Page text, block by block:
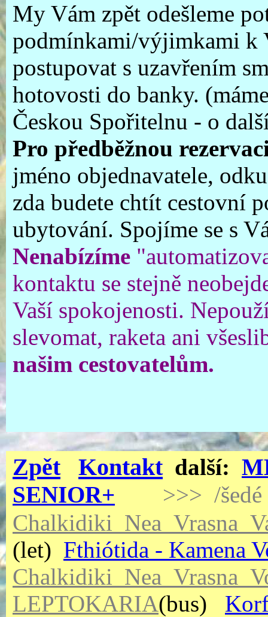
My Vám zpět odešleme
podmínkami/výjimkami k
postupovat s uzavřením
hotovosti do banky.
Českou Spořitelnu - o
Pro předběžnou
jméno objednavatele,
zda budete chtít cestovní
ubytování. Spojíme se s
Nenabízíme
kontaktu se stejně
Vaší spokojenosti.
slevomat, raketa ani
našim cestovatelům.
Zpět Kontakt další:
SENIOR+
>>> /
(let) Fthiótida - Kamena
LEPTOKARIA(bus)